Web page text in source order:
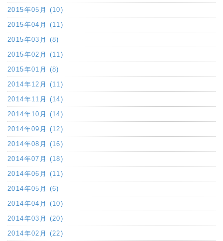
2015年05月 (10)
2015年04月 (11)
2015年03月 (8)
2015年02月 (11)
2015年01月 (8)
2014年12月 (11)
2014年11月 (14)
2014年10月 (14)
2014年09月 (12)
2014年08月 (16)
2014年07月 (18)
2014年06月 (11)
2014年05月 (6)
2014年04月 (10)
2014年03月 (20)
2014年02月 (22)